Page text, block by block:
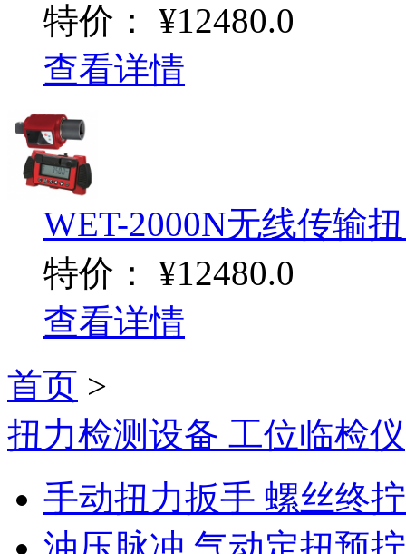
特价：
¥12480.0
查看详情
WET-2000N无线传输
特价：
¥12480.0
查看详情
首页 >
扭力检测设备 工位临检仪
手动扭力扳手 螺丝终